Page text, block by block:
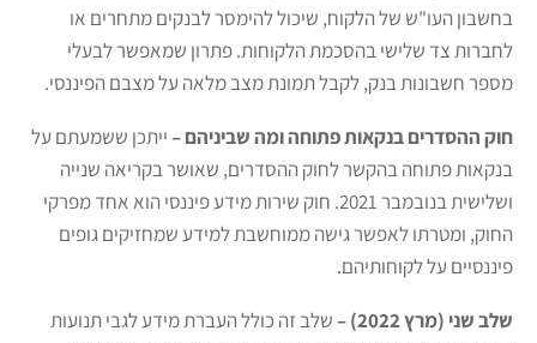
בחשבון העו"ש של הלקוח, שיכול להימסר לבנקים מתחרים או
לחברות צד שלישי בהסכמת הלקוחות. פתרון שמאפשר לבעלי
מספר חשבונות בנק, לקבל תמונת מצב מלאה על מצבם הפיננסי.
חוק ההסדרים בנקאות פתוחה ומה שביניהם –ייתכן ששמעתם על
בנקאות פתוחה בהקשר לחוק ההסדרים, שאושר בקריאה שנייה
ושלישית בנובמבר 2021. חוק שירות מידע פיננסי הוא אחד מפרקי
החוק, ומטרתו לאפשר גישה ממוחשבת למידע שמחזיקים גופים
פיננסיים על לקוחותיהם.
שלב שני (מרץ 2022) –
שלב זה כולל העברת מידע לגבי תנועות